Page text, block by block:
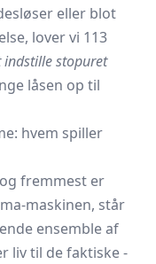
eller blot
lover vi 113
stopuret
låsen op til
hvem spiller
fremmest er
maskinen, står
ensemble af
liv til de faktiske -